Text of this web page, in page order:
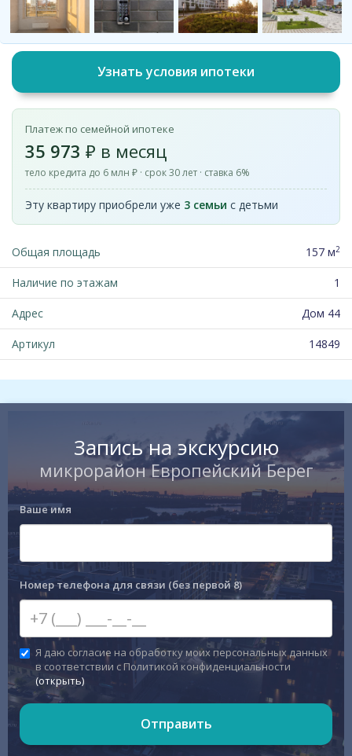
Узнать условия ипотеки
Платеж по семейной ипотеке
35 973 ₽ в месяц
тело кредита до 6 млн ₽ · срок 30 лет · ставка 6%
Эту квартиру приобрели уже 3 семьи с детьми
Общая площадь 157 м2
Наличие по этажам 1
Адрес Дом 44
Артикул 14849
Запись на экскурсию
микрорайон Европейский Берег
Ваше имя
Номер телефона для связи (без первой 8)
Я даю согласие на обработку моих персональных данных
в соответствии с Политикой конфиденциальности
(открыть)
Отправить